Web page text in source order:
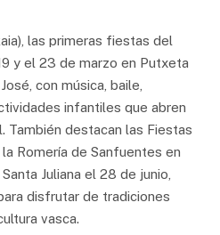
las primeras fiestas del
y el 23 de marzo en Putxeta
con música, baile,
infantiles que abren
También destacan las Fiestas
Romería de Sanfuentes en
Juliana el 28 de junio,
disfrutar de tradiciones
vasca.